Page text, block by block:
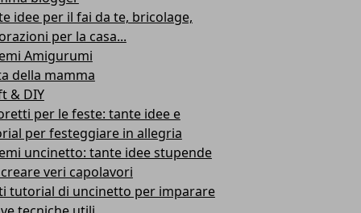
idee per il fai da te, bricolage,
per la casa...
Amigurumi
della mamma
& DIY
per le feste: tante idee e
per festeggiare in allegria
uncinetto: tante idee stupende
veri capolavori
tutorial di uncinetto per imparare